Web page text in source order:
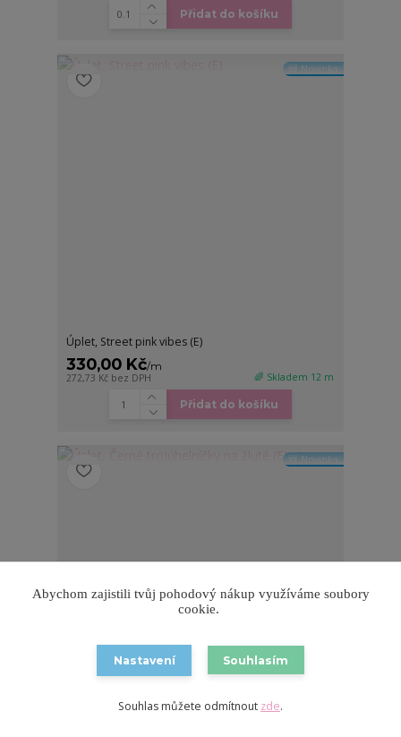
Přidat do košíku
🆕 Novinka
Úplet, Street pink vibes (E)
330,00 Kč/m
272,73 Kč bez DPH 🌈 Skladem 12 m
Přidat do košíku
🆕 Novinka
Abychom zajistili tvůj pohodový nákup využíváme soubory
cookie.
Nastavení Souhlasím
Souhlas můžete odmítnout zde.